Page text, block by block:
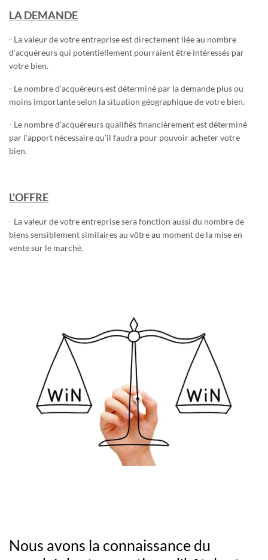
ARTICLES PRATIQUES & PARTAGES
D'EXPÉRIENCES
Découvrez des articles utiles rédigés par nos conseillers
GRAVITAO
QUESTIONS FRÉQUENTES
Suivez GRAVITAO sur les réseaux sociaux
TROUVER MON INTERLOCUTEUR
LA DEMANDE
- La valeur de votre entreprise est directement liée au nombre
d'acquéreurs qui potentiellement pourraient être intéressés par
votre bien.
- Le nombre d'acquéreurs est déterminé par la demande plus ou
moins importante selon la situation géographique de votre bien.
- Le nombre d'acquéreurs qualifiés financièrement est déterminé
par l'apport nécessaire qu'il faudra pour pouvoir acheter votre
bien.
L'OFFRE
- La valeur de votre entreprise sera fonction aussi du nombre de
biens sensiblement similaires au vôtre au moment de la mise en
vente sur le marché.
Nous avons la connaissance du